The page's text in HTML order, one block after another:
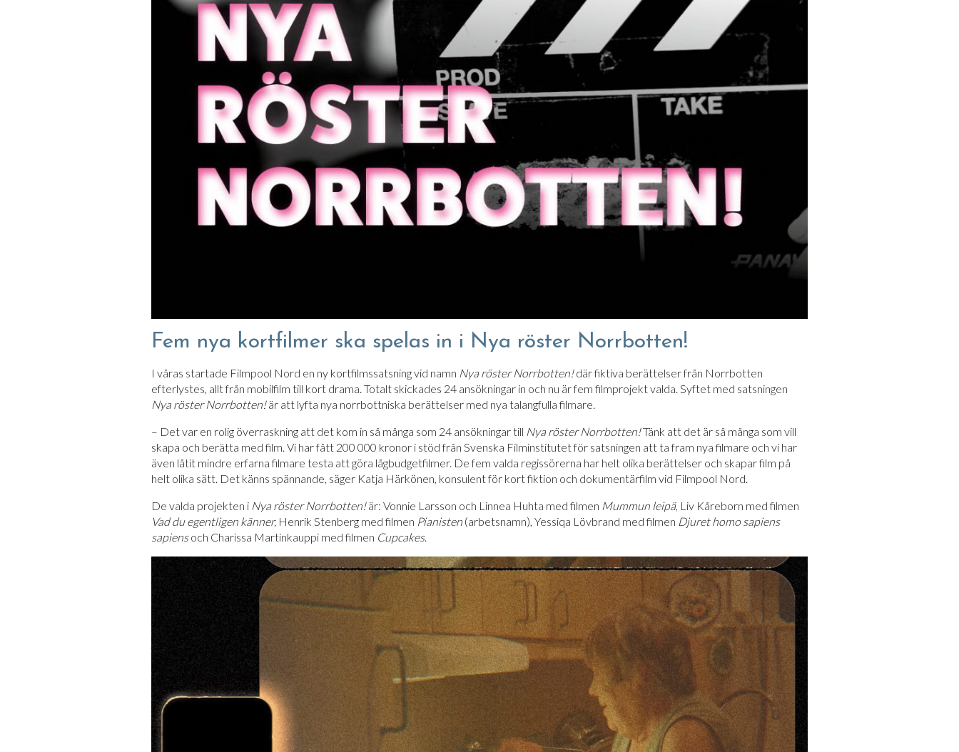
Fem nya kortfilmer ska spelas in i Nya röster Norrbotten!
I våras startade Filmpool Nord en ny kortfilmssatsning vid namn Nya röster Norrbotten!där fiktiva berättelser från Norrbotten
efterlystes, allt från mobilfilm till kort drama. Totalt skickades 24 ansökningar in och nu är fem filmprojekt valda. Syftet med satsningen
Nya röster Norrbotten!är att lyfta nya norrbottniska berättelser med nya talangfulla filmare.
– Det var en rolig överraskning att det kom in så många som 24 ansökningar till Nya röster Norrbotten!Tänk att det är så många som vill
skapa och berätta med film. Vi har fått 200 000 kronor i stöd från Svenska Filminstitutet för satsningen att ta fram nya filmare och vi har
även låtit mindre erfarna filmare testa att göra lågbudgetfilmer. De fem valda regissörerna har helt olika berättelser och skapar film på
helt olika sätt. Det känns spännande, säger Katja Härkönen, konsulent för kort fiktion och dokumentärfilm vid Filmpool Nord.
De valda projekten i Nya röster Norrbotten!är: Vonnie Larsson och Linnea Huhta med filmen Mummun leipä, Liv Kåreborn med filmen
Vad du egentligen känner, Henrik Stenberg med filmen Pianisten (arbetsnamn), Yessiqa Lövbrand med filmen Djuret homo sapiens
sapiensoch Charissa Martinkauppi med filmen Cupcakes.